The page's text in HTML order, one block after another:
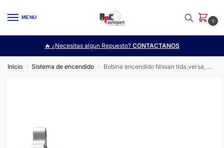
MENU
0
🔥 ¿Necesitas algun Repuesto? CONTACTANOS
Inicio / Sistema de encendido / Bobina encendido Nissan tida,versa, marcha